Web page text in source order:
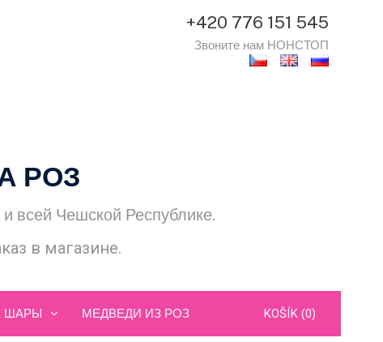
+420 776 151 545
Звоните нам НОНСТОП
РОЗ
всей Чешской Республике.
в магазине.
ШАРЫ МЕДВЕДИ ИЗ РОЗ KOŠÍK (0)